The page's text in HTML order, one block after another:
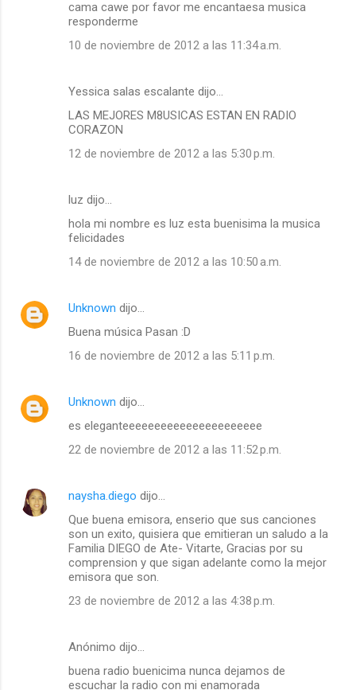
cama cawe por favor me encantaesa musica
responderme
10 de noviembre de 2012 a las 11:34 a.m.
Yessica salas escalante dijo…
LAS MEJORES M8USICAS ESTAN EN RADIO
CORAZON
12 de noviembre de 2012 a las 5:30 p.m.
luz dijo…
hola mi nombre es luz esta buenisima la musica
felicidades
14 de noviembre de 2012 a las 10:50 a.m.
Unknown dijo…
Buena música Pasan :D
16 de noviembre de 2012 a las 5:11 p.m.
Unknown dijo…
es eleganteeeeeeeeeeeeeeeeeeeeee
22 de noviembre de 2012 a las 11:52 p.m.
naysha.diego dijo…
Que buena emisora, enserio que sus canciones
son un exito, quisiera que emitieran un saludo a la
Familia DIEGO de Ate- Vitarte, Gracias por su
comprension y que sigan adelante como la mejor
emisora que son.
23 de noviembre de 2012 a las 4:38 p.m.
Anónimo dijo…
buena radio buenicima nunca dejamos de
escuchar la radio con mi enamorada